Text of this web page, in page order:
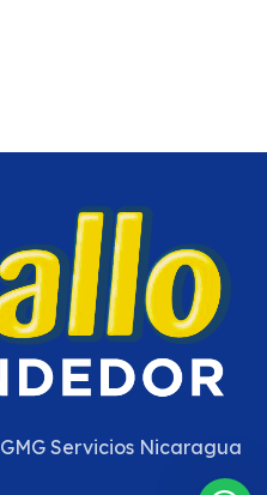
GMG Servicios Nicaragua